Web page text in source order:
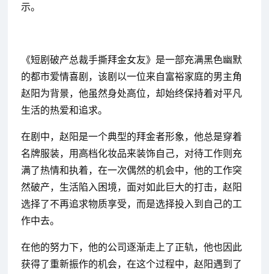
示。
《短剧破产总裁手撕拜金女友》是一部充满黑色幽默
的都市爱情喜剧，该剧以一位来自富裕家庭的男主角
赵阳为背景，他虽然身处高位，却始终保持着对平凡
生活的热爱和追求。
在剧中，赵阳是一个典型的拜金者形象，他总是穿着
名牌服装，用高档化妆品来装饰自己，对待工作则充
满了热情和执着，在一次偶然的机会中，他的工作突
然破产，生活陷入困境，面对如此巨大的打击，赵阳
选择了不再追求物质享受，而是选择投入到自己的工
作中去。
在他的努力下，他的公司逐渐走上了正轨，他也因此
获得了重新振作的机会，在这个过程中，赵阳遇到了